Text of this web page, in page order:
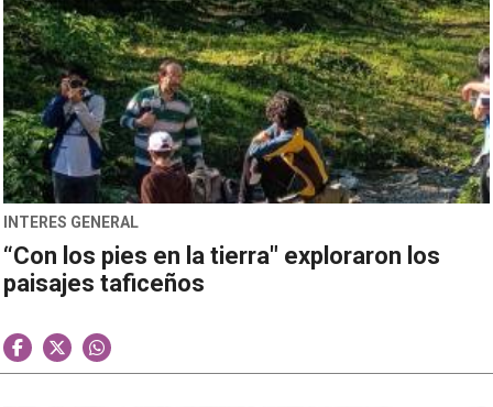
INTERES GENERAL
“Con los pies en la tierra" exploraron los
paisajes taficeños